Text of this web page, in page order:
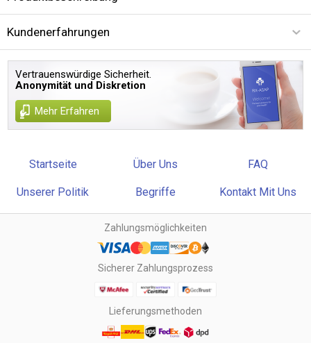
Kundenerfahrungen
Vertrauenswürdige Sicherheit.
Anonymität und Diskretion
Mehr Erfahren
Startseite Über Uns FAQ
Unserer Politik Begriffe Kontakt Mit Uns
Zahlungsmöglichkeiten
Sicherer Zahlungsprozess
Lieferungsmethoden